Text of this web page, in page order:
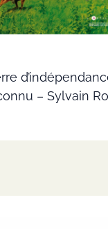
– Sylvain